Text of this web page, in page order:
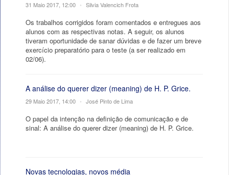
31 Maio 2017, 12:00 • Silvia Valencich Frota
Os trabalhos corrigidos foram comentados e entregues aos
alunos com as respectivas notas. A seguir, os alunos
tiveram oportunidade de sanar dúvidas e de fazer um breve
exercício preparatório para o teste (a ser realizado em
02/06).
A análise do querer dizer (meaning) de H. P. Grice.
29 Maio 2017, 14:00 • José Pinto de Lima
O papel da intenção na definição de comunicação e de
sinal: A análise do querer dizer (meaning) de H. P. Grice.
Novas tecnologias, novos média